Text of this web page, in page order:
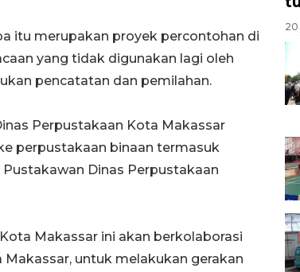
itu merupakan proyek percontohan di
yang tidak digunakan lagi oleh
pencatatan dan pemilahan.
Perpustakaan Kota Makassar
perpustakaan binaan termasuk
Dinas Perpustakaan
Makassar ini akan berkolaborasi
untuk melakukan gerakan
20